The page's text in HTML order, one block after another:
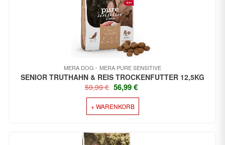
MERA DOG MERA PURE SENSITIVE
SENIOR TRUTHAHN & REIS TROCKENFUTTER 12,5KG
59,99€ URSPRÜNGLICHER
PREIS
WAR:
59,99 €
56,99€
+ WARENKORB